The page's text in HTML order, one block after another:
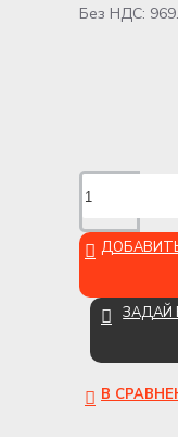
Без НДС:
ЗАДАЙ
В